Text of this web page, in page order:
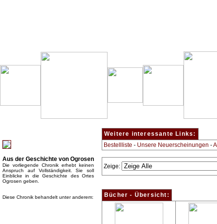
Aus der Geschichte von Ogrosen
Die vorliegende Chronik erhebt keinen
Anspruch auf Vollständigkeit. Sie soll
Einblicke in die Geschichte des Ortes
Ogrosen geben.
Diese Chronik behandelt unter anderem:
Weitere interessante Links:
Bestellliste - Unsere Neuerscheinungen -
Zeige:
Bücher - Übersicht: